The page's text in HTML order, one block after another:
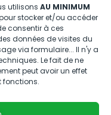
utilisons AU MINIMUM
stocker et/ou accéder
consentir à ces
données de visites du
via formulaire... Il n'y a
Le fait de ne
peut avoir un effet
fonctions.